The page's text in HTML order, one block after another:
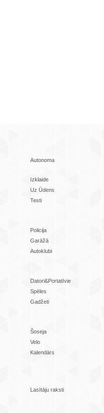
Autonoma
Izklaide
Uz Ūdens
Testi
Policija
Garāžā
Autoklubi
Datori&Portatīvie
Spēles
Gadžeti
Šoseja
Velo
Kalendārs
Lasītāju raksti